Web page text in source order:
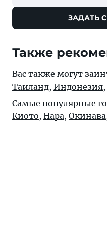
ЗАДАТЬ
Также
Вас также могут
Таиланд, Индонезия,
Самые популярные
Киото, Нара, Окинава